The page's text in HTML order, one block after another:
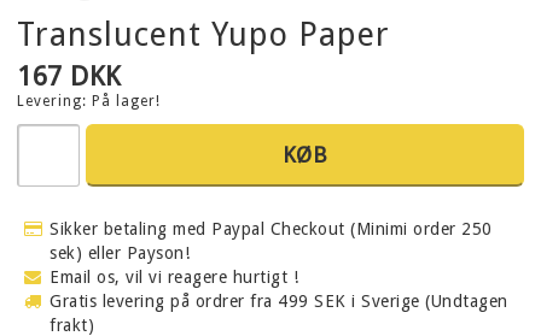
Translucent Yupo Paper
167 DKK
Levering: På lager!
KØB
Sikker betaling med Paypal Checkout (Minimi order 250
sek) eller Payson!
Email os, vil vi reagere hurtigt !
Gratis levering på ordrer fra 499 SEK i Sverige (Undtagen
frakt)